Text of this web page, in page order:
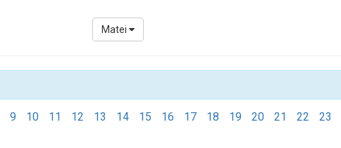
Matei
9 10 11 12 13 14 15 16 17 18 19 20 21 22 23